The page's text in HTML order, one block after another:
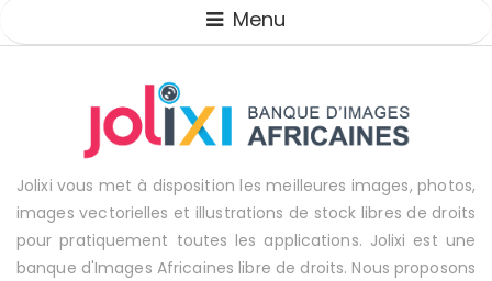
Menu
Jolixi vous met à disposition les meilleures images, photos,
images vectorielles et illustrations de stock libres de droits
pour pratiquement toutes les applications. Jolixi est une
banque d'Images Africaines libre de droits. Nous proposons